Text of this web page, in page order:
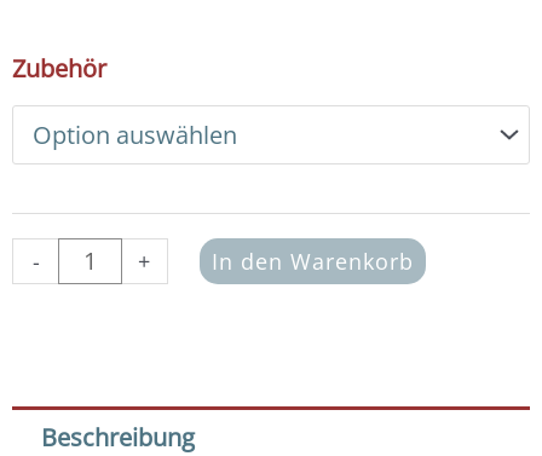
Zubehör
-
DIY
Armband
Basic
Set
Edelsteine
mm
(Amazonit
Mix)
+ In den Warenkorb
Beschreibung